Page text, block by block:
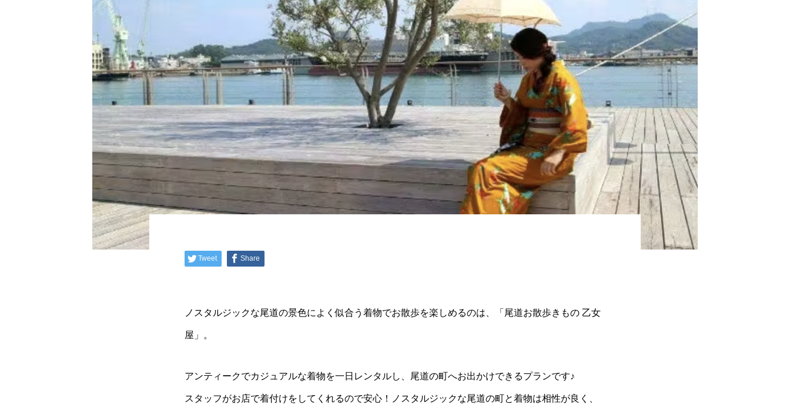
Tweet Share
ノスタルジックな尾道の景色によく似合う着物でお散歩を楽しめるのは、「尾道お散歩きもの 乙女
屋」。
アンティークでカジュアルな着物を一日レンタルし、尾道の町へお出かけできるプランです♪
スタッフがお店で着付けをしてくれるので安心！ノスタルジックな尾道の町と着物は相性が良く、